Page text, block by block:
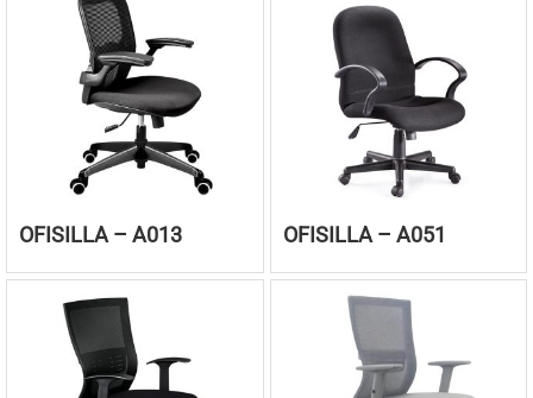
OFISILLA – A013 OFISILLA – A051